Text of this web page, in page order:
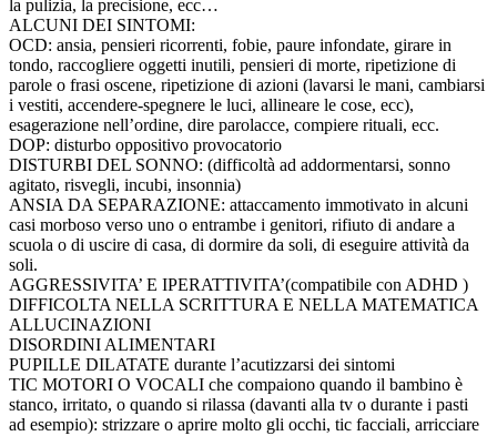
la pulizia, la precisione, ecc…
ALCUNI DEI SINTOMI:
OCD: ansia, pensieri ricorrenti, fobie, paure infondate, girare in
tondo, raccogliere oggetti inutili, pensieri di morte, ripetizione di
parole o frasi oscene, ripetizione di azioni (lavarsi le mani, cambiarsi
i vestiti, accendere-spegnere le luci, allineare le cose, ecc),
esagerazione nell’ordine, dire parolacce, compiere rituali, ecc.
DOP: disturbo oppositivo provocatorio
DISTURBI DEL SONNO: (difficoltà ad addormentarsi, sonno
agitato, risvegli, incubi, insonnia)
ANSIA DA SEPARAZIONE: attaccamento immotivato in alcuni
casi morboso verso uno o entrambe i genitori, rifiuto di andare a
scuola o di uscire di casa, di dormire da soli, di eseguire attività da
soli.
AGGRESSIVITA’ E IPERATTIVITA’(compatibile con ADHD )
DIFFICOLTA NELLA SCRITTURA E NELLA MATEMATICA
ALLUCINAZIONI
DISORDINI ALIMENTARI
PUPILLE DILATATE durante l’acutizzarsi dei sintomi
TIC MOTORI O VOCALI che compaiono quando il bambino è
stanco, irritato, o quando si rilassa (davanti alla tv o durante i pasti
ad esempio): strizzare o aprire molto gli occhi, tic facciali, arricciare